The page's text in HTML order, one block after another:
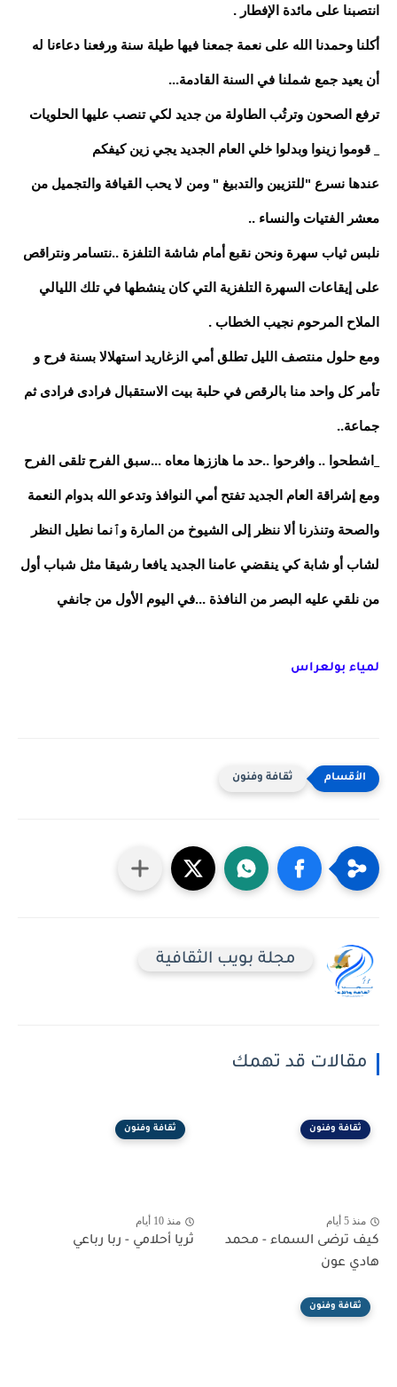
انتصبنا على مائدة الإفطار .
أكلنا وحمدنا الله على نعمة جمعنا فيها طيلة سنة ورفعنا دعاءنا له
أن يعيد جمع شملنا في السنة القادمة...
ترفع الصحون وترتُب الطاولة من جديد لكي تنصب عليها الحلويات
_ قوموا زينوا وبدلوا خلي العام الجديد يجي زين كيفكم
عندها نسرع "للتزيين والتدبيغ " ومن لا يحب القيافة والتجميل من
معشر الفتيات والنساء ..
نلبس ثياب سهرة ونحن نقبع أمام شاشة التلفزة ..نتسامر ونتراقص
على إيقاعات السهرة التلفزية التي كان ينشطها في تلك الليالي
الملاح المرحوم نجيب الخطاب .
ومع حلول منتصف الليل تطلق أمي الزغاريد استهلالا بسنة فرح و
تأمر كل واحد منا بالرقص في حلبة بيت الاستقبال فرادى فرادى ثم
جماعة..
_اشطحوا .. وافرحوا ..حد ما هاززها معاه ...سبق الفرح تلقى الفرح
ومع إشراقة العام الجديد تفتح أمي النوافذ وتدعو الله بدوام النعمة
والصحة وتنذرنا ألا ننظر إلى الشيوخ من المارة وٱنما نطيل النظر
لشاب أو شابة كي ينقضي عامنا الجديد يافعا رشيقا مثل شباب أول
من نلقي عليه البصر من النافذة ...في اليوم الأول من جانفي
لمياء بولعراس
ثقافة وفنون
مجلة بويب الثقافية
مقالات قد تهمك
ثقافة وفنون
منذ 5 أيام
كيف ترضى السماء - محمد
هادي عون
ثقافة وفنون
منذ 10 أيام
ثريا أحلامي - ربا رباعي
ثقافة وفنون